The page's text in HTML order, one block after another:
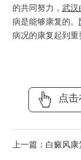
的共同努力， 武汉
病是能够康复的。
病况的康复起到重
点
上一篇： 白癜风